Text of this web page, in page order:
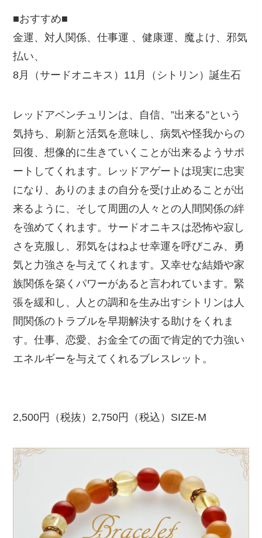
■おすすめ■
金運、対人関係、仕事運 、健康運、魔よけ、邪気
払い、
8月（サードオニキス）11月（シトリン）誕生石
レッドアベンチュリンは、自信、”出来る”という
気持ち、刷新と活気を意味し、病気や怪我からの
回復、想像的に生きていくことが出来るようサポ
ートしてくれます。レッドアゲートは現実に忠実
になり、ありのままの自分を受け止めることが出
来るように、そして周囲の人々との人間関係の絆
を強めてくれます。サードオニキスは恐怖や寂し
さを克服し、邪気をはねよせ幸運を呼びこみ、勇
気と力強さを与えてくれます。又幸せな結婚や家
族関係を築くパワーがあると言われています。緊
張を緩和し、人との調和を生み出すシトリンは人
間関係のトラブルを早期解決する助けをくれま
す。仕事、恋愛、お金全ての面で肯定的で力強い
エネルギーを与えてくれるブレスレット。
2,500円（税抜）2,750円（税込）SIZE-M